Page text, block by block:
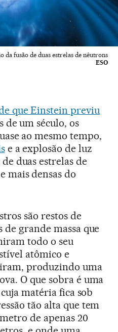
da fusão de duas estrelas de nêutrons
ESO
que Einstein previu
de um século, os
ao mesmo tempo,
e a explosão de luz
duas estrelas de
mais densas do
são restos de
de grande massa que
todo o seu
atômico e
produzindo uma
O que sobra é uma
matéria fica sob
tão alta que tem
de apenas 20